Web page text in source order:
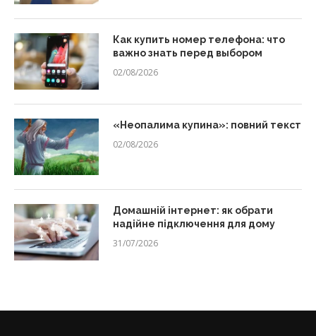
Как купить номер телефона: что
важно знать перед выбором
02/08/2026
«Неопалима купина»: повний текст
02/08/2026
Домашній інтернет: як обрати
надійне підключення для дому
31/07/2026